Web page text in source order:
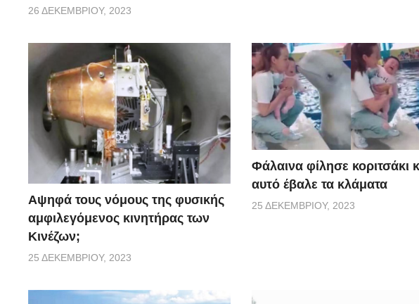
26 ΔΕΚΕΜΒΡΊΟΥ, 2023
Αψηφά τους νόμους της φυσικής
αμφιλεγόμενος κινητήρας των
Κινέζων;
25 ΔΕΚΕΜΒΡΊΟΥ, 2023
Φάλαινα φίλησε κοριτσάκι
αυτό έβαλε τα κλάματα
25 ΔΕΚΕΜΒΡΊΟΥ, 2023